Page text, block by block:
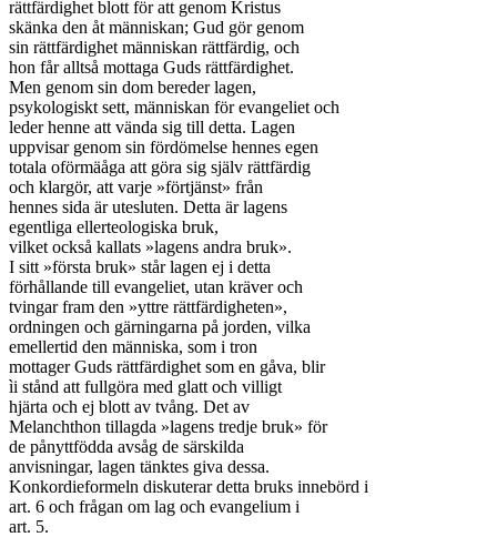
rättfärdighet blott för att genom Kristus
skänka den åt människan; Gud gör genom
sin rättfärdighet människan rättfärdig, och
hon får alltså mottaga Guds rättfärdighet.
Men genom sin dom bereder lagen,
psykologiskt sett, människan för evangeliet och
leder henne att vända sig till detta. Lagen
uppvisar genom sin fördömelse hennes egen
totala oförmäåga att göra sig själv rättfärdig
och klargör, att varje »förtjänst» från
hennes sida är utesluten. Detta är lagens
egentliga ellerteologiska bruk,
vilket också kallats »lagens andra bruk».
I sitt »första bruk» står lagen ej i detta
förhållande till evangeliet, utan kräver och
tvingar fram den »yttre rättfärdigheten»,
ordningen och gärningarna på jorden, vilka
emellertid den människa, som i tron
mottager Guds rättfärdighet som en gåva, blir
ìi stånd att fullgöra med glatt och villigt
hjärta och ej blott av tvång. Det av
Melanchthon tillagda »lagens tredje bruk» för
de pånyttfödda avsåg de särskilda
anvisningar, lagen tänktes giva dessa.
Konkordieformeln diskuterar detta bruks innebörd i
art. 6 och frågan om lag och evangelium i
art. 5.